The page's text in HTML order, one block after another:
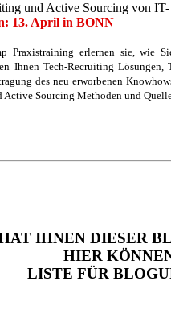
und Active Sourcing von
13. April in BONN
Praxistraining erlernen sie, wie
Ihnen Tech-Recruiting
des neu erworbenen
Active Sourcing Methoden und
IHNEN DIESER
HIER
LISTE FÜR